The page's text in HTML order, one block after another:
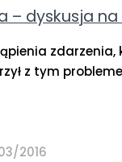
dyskusja na
z tym
2016